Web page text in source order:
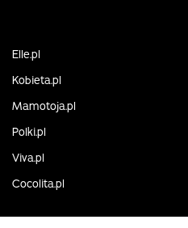
Elle.pl
Kobieta.pl
Mamotoja.pl
Polki.pl
Viva.pl
Cocolita.pl